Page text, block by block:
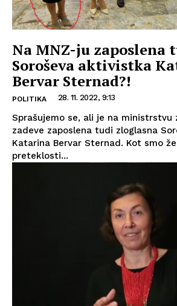
Na MNZ-ju zaposlena
Soroševa aktivistka
Bervar Sternad?!
POLITIKA 28. 11. 2022, 9:13
Sprašujemo se, ali je na ministrstvu
zadeve zaposlena tudi zloglasna
Katarina Bervar Sternad. Kot smo
preteklosti...